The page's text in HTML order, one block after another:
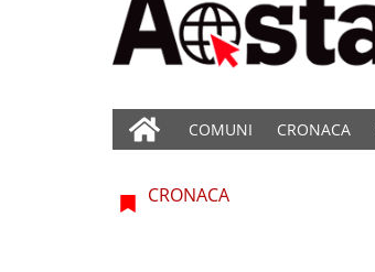
COMUNI CRONACA
CRONACA